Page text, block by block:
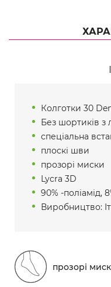
Колготки 30
Без шортиків з
спеціальна
плоскі шви
прозорі миски
Lycra 3D
90% -поліамід,
Виробництво:
прозорі